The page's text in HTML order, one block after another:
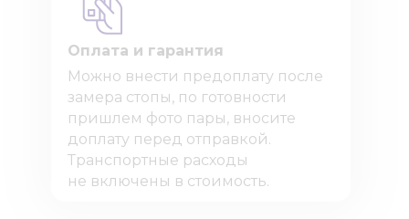
Оплата и гарантия
Можно внести предоплату после
замера стопы, по готовности
пришлем фото пары, вносите
доплату перед отправкой.
Транспортные расходы
не включены в стоимость.